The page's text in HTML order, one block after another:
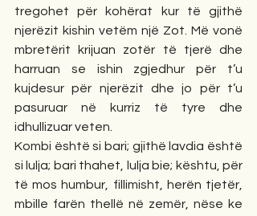
tregohet për kohërat kur të gjithë
njerëzit kishin vetëm një Zot. Më vonë
mbretërit krijuan zotër të tjerë dhe
harruan se ishin zgjedhur për t’u
kujdesur për njerëzit dhe jo për t’u
pasuruar në kurriz të tyre dhe
idhullizuar veten.
Kombi është si bari; gjithë lavdia është
si lulja; bari thahet, lulja bie; kështu, për
të mos humbur, fillimisht, herën tjetër,
mbille farën thellë në zemër, nëse ke